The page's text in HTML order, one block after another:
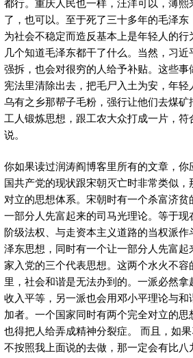
了，也可以。至于死了三十多年的毛泽
为社会不稳定而造反基本上是年轻人的
几个知道毛泽东都干了什么。当然，习
强拆，也会对很穷的人给予补贴。这些
宪法里清除出去，把毛尸入土为安，年轻
乌有之乡那帮子毛粉，强行让他们去煤
工人锻炼思想，跟工农大众打成一片，
说。
你如果读过润涛阎博客里所有的文章，
国共产党的现状跟宋朝灭亡时非常类似
对立的思想体系。宋朝时有一个杀富济
一部分人先富起来的司马光理论。等于
阶级法权、与走资本主义道路的当权派
泽东思想，同时有一个让一部分人先富
家入党的三个代表思想。这两个水火不
里，社会和谐是无法办到的。一派必然
收入平等，另一派也会用邓小平理论与
加者。一个国家同时有两个完全对立的
也得把人给弄成精神分裂症。 而且，如
不按照我上面说的去做，那一定会有比